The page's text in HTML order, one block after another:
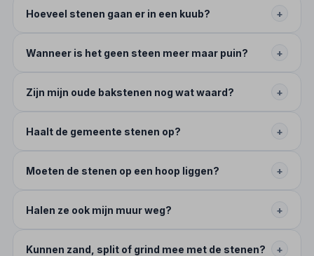
Hoeveel stenen gaan er in een kuub? +
Wanneer is het geen steen meer maar puin? +
Zijn mijn oude bakstenen nog wat waard? +
Haalt de gemeente stenen op? +
Moeten de stenen op een hoop liggen? +
Halen ze ook mijn muur weg? +
Kunnen zand, split of grind mee met de stenen? +